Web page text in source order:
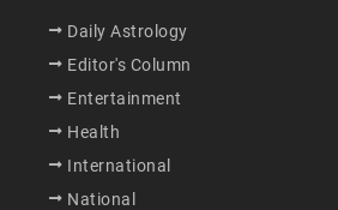
Daily Astrology
Editor's Column
Entertainment
Health
International
National